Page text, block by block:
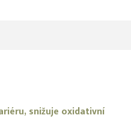
snižuje oxidativní